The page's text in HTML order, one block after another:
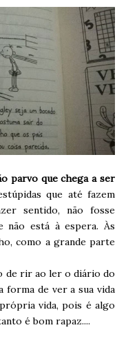
parvo que chega a ser
que até fazem
sentido, não fosse
não está à espera. Às
como a grande parte
de rir ao ler o diário do
forma de ver a sua vida
vida, pois é algo
é bom rapaz....